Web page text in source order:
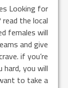
Looking for
the local
females will
and give
if you’re
you will
to take a […]